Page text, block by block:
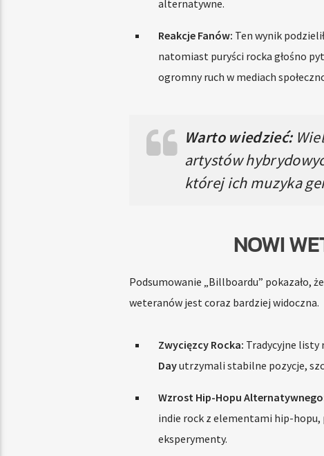
alternatywne.
Reakcje Fanów: Ten wynik
natomiast puryści rocka głośno
ogromny ruch w mediach
Warto wiedzieć:
artystów
której ich muzyka
NOWI
Podsumowanie „Billboardu” pokazało,
weteranów jest coraz bardziej widoczna.
Zwycięzcy Rocka: Tradycyjne listy
Dayutrzymali stabilne pozycje,
Wzrost Hip-Hopu
indie rock z elementami hip-
eksperymenty.